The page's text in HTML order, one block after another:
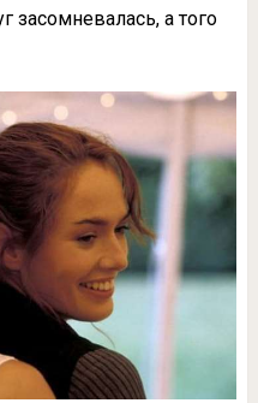
а того